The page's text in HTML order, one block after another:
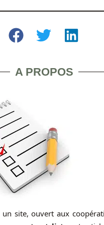
A PROPOS
un site, ouvert aux